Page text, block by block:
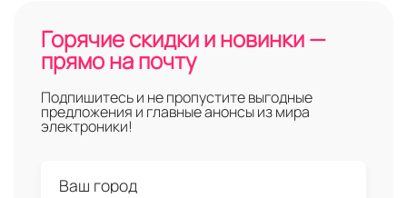
Горячие скидки и новинки —
прямо на почту
Подпишитесь и не пропустите выгодные
предложения и главные анонсы из мира
электроники!